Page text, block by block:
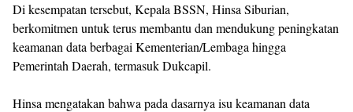
Di kesempatan tersebut, Kepala BSSN, Hinsa Siburian,
berkomitmen untuk terus membantu dan mendukung peningkatan
keamanan data berbagai Kementerian/Lembaga hingga
Pemerintah Daerah, termasuk Dukcapil.
Hinsa mengatakan bahwa pada dasarnya isu keamanan data